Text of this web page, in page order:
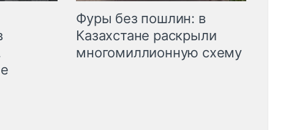
Фуры без пошлин: в
Казахстане раскрыли
многомиллионную схему